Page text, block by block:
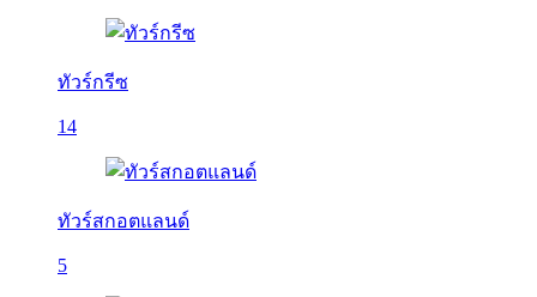
ทัวร์กรีซ
14
ทัวร์สกอตแลนด์
5